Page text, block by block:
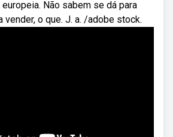
Não sabem se dá para
vender, o que. J. a. /adobe stock.